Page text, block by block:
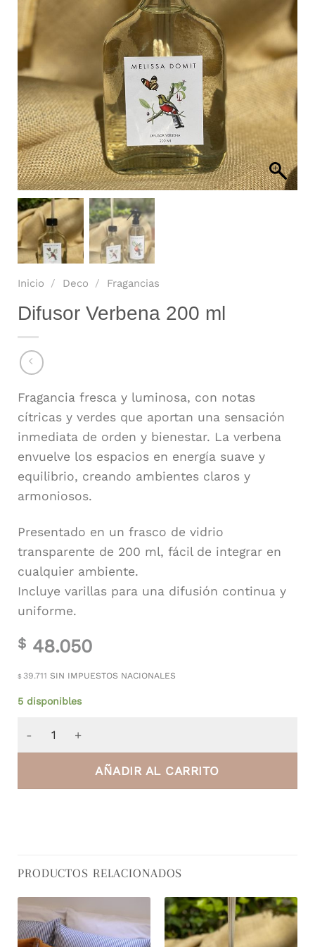
Inicio / Deco / Fragancias
Difusor Verbena 200 ml
Fragancia fresca y luminosa, con notas
cítricas y verdes que aportan una sensación
inmediata de orden y bienestar. La verbena
envuelve los espacios en energía suave y
equilibrio, creando ambientes claros y
armoniosos.
Presentado en un frasco de vidrio
transparente de 200 ml, fácil de integrar en
cualquier ambiente.
Incluye varillas para una difusión continua y
uniforme.
$ 48.050
$39.711 SIN IMPUESTOS NACIONALES
5 disponibles
AÑADIR AL CARRITO
PRODUCTOS RELACIONADOS